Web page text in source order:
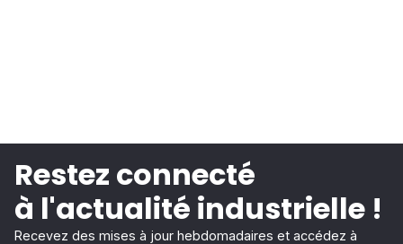
Restez connecté
à l'actualité industrielle !
Recevez des mises à jour hebdomadaires et accédez à